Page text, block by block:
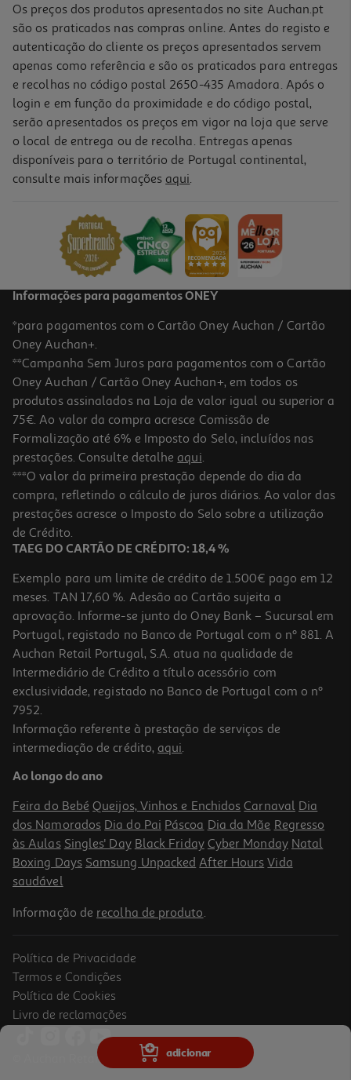
adicionar
Portátil Hp 15-Fc0110np (15.6'' Amd Ryzen 7-5825u Ram:16gb 1tb)
699,99 €
Portátil Lenovo Ideapad Slim 3 15amn8-402 (15.6" R5/16/512gb)
529.99 €/un
529,99 €
Portátil Lenovo Ideapad Slim 3 (15.3" Amd Ryzen 7 / Ram:16gb /
1tb / Amd Radeon 680m Graphics)
699.99 €/un
699,99 €
Portátil Hp 15-Fd0121np (15.6'' Intel I7-1355u Ram:16b 1tb)
Os preços dos produtos apresentados no site Auchan.pt
são os praticados nas compras online. Antes do registo e
autenticação do cliente os preços apresentados servem
apenas como referência e são os praticados para entregas
e recolhas no código postal 2650-435 Amadora. Após o
login e em função da proximidade e do código postal,
serão apresentados os preços em vigor na loja que serve
o local de entrega ou de recolha. Entregas apenas
disponíveis para o território de Portugal continental,
consulte mais informações aqui.
Informações para pagamentos ONEY
*para pagamentos com o Cartão Oney Auchan / Cartão
Oney Auchan+.
**Campanha Sem Juros para pagamentos com o Cartão
Oney Auchan / Cartão Oney Auchan+, em todos os
produtos assinalados na Loja de valor igual ou superior a
75€. Ao valor da compra acresce Comissão de
Formalização até 6% e Imposto do Selo, incluídos nas
prestações. Consulte detalhe aqui.
***O valor da primeira prestação depende do dia da
compra, refletindo o cálculo de juros diários. Ao valor das
prestações acresce o Imposto do Selo sobre a utilização
de Crédito.
TAEG DO CARTÃO DE CRÉDITO: 18,4 %
Exemplo para um limite de crédito de 1.500€ pago em 12
meses. TAN 17,60 %. Adesão ao Cartão sujeita a
aprovação. Informe-se junto do Oney Bank – Sucursal em
Portugal, registado no Banco de Portugal com o nº 881. A
Auchan Retail Portugal, S.A. atua na qualidade de
Intermediário de Crédito a título acessório com
exclusividade, registado no Banco de Portugal com o nº
7952.
Informação referente à prestação de serviços de
intermediação de crédito, aqui.
Ao longo do ano
Feira do Bebé Queijos, Vinhos e Enchidos Carnaval Dia
dos Namorados Dia do Pai Páscoa Dia da Mãe Regresso
às Aulas Singles' Day Black Friday Cyber Monday Natal
Boxing Days Samsung Unpacked After Hours Vida
saudável
Informação de recolha de produto.
Política de Privacidade
Termos e Condições
Política de Cookies
Livro de reclamações
© Auchan Retail Portugal